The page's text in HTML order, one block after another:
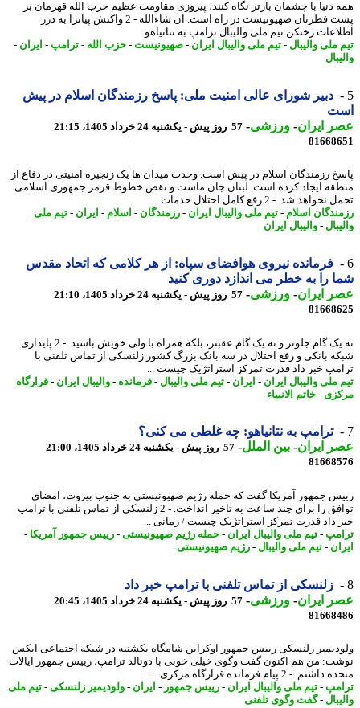
دنیا با چشمان بازتر نگاه کنند، پیروزی مقاومت عظیم حزب الله قهرمان بر
پست فطرتان صهیونیست در راه است. ان شاءالله - 2 واکنش پیاتزا به درز
رختکن تیم ملی والیبال ترامپ به نتانیاهو:
ملی والیبال-تیم ملی والیبال ایران - صهیونیست-حزب الله-ترامپ -ایران -
دبیر شورای عالی امنیت ملی: ‏پاسخ رزمندگان اسلام در پیش
ایران- ورزشی-57 روز پیش - یکشنبه 24 خرداد 1405، 21:15
رزمندگان اسلام در پیش است. ‏وحدت میدان ها یک زنجیره امنیتی در دفاع از
ایجاد کرده است. لبنان جان ماست و نقض خطوط قرمز جمهوری اسلامی
شد. - 2 رفع کامل اختلال خدمات ...
اسلام-تیم ملی والیبال ایران - رزمندگان-اسلام-ایران -
تیم ملی
-والیبال ایران
فرمانده نیروی هوافضای سپاه: از هر کلامی که اتحاد مقدس
را به خطر می اندازد دوری کنید
ایران- ورزشی-57 روز پیش - یکشنبه 24 خرداد 1405، 21:10
نه یک گام جلوتر و نه یک گام عقبتر، بلکه همراه با ولی خویش باشید. - 2 پایداری
بانکی و رفع اختلال در سه بانک بزرگ کشور زلنسکی از تماس تلفنی با
خبر داد قدرت تمرکز استراتژیک چیست ...
ملی والیبال ایران - ایران - تیم ملی والیبال-فرمانده-والیبال ایران -
قرارگاه
- خاتم الانبیاء
ترامپ به نتانیاهو: چه غلطی می کنی؟
ایران- بین الملل-57 روز پیش - یکشنبه 24 خرداد 1405، 21:00
جمهور آمریکا گفت که حمله رژیم صهیونیستی به جنوب بیروت، امضای
توافق را برای چند ساعت به تاخیر انداخت. - 2 زلنسکی از تماس تلفنی با ترامپ
داد قدرت تمرکز استراتژیک چیست / زمانی ...
-تیم ملی والیبال ایران - حمله رژیم صهیونیستی-رییس جمهور آمریکا-
- تیم ملی والیبال-رژیم صهیونیستی
زلنسکی از تماس تلفنی با ترامپ خبر داد
ایران- ورزشی-57 روز پیش - یکشنبه 24 خرداد 1405، 20:45
زلنسکی رییس جمهور اوکراین شامگاه یکشنبه در شبکه اجتماعی ایکس
من هم اکنون گفت وگوی خیلی خوبی با دونالد ترامپ، رییس جمهور ایالات
- 2 پیام فرمانده قرارگاه مرکزی ...
-تیم ملی والیبال ایران - رییس جمهور-ایران - ولودیمیر زلنسکی-تیم ملی
-گفت وگوی تلفنی